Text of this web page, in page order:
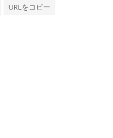
URLをコピー